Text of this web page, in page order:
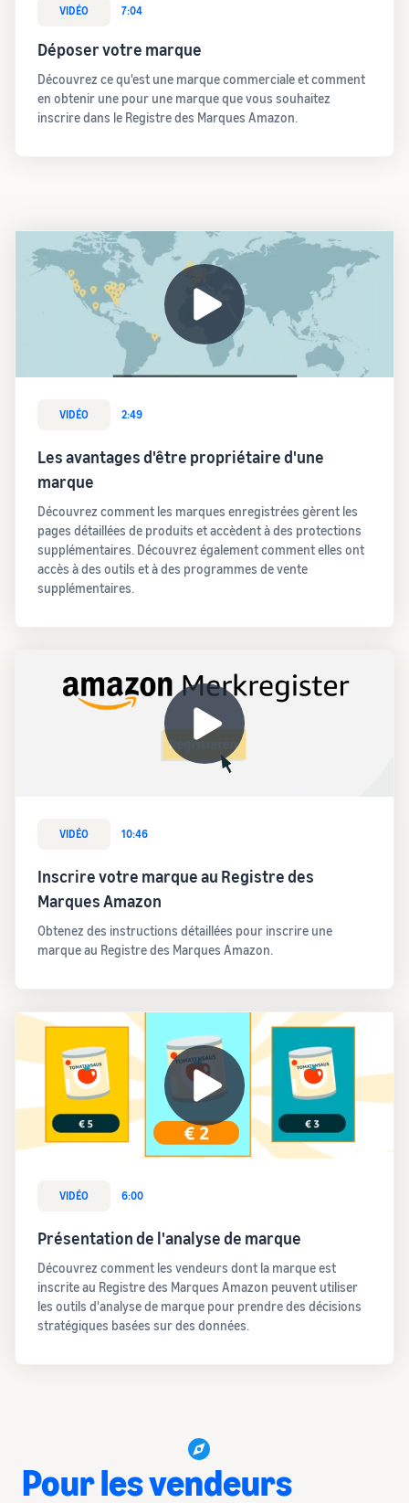
VIDÉO 7:04
Déposer votre marque
Découvrez ce qu'est une marque commerciale et comment
en obtenir une pour une marque que vous souhaitez
inscrire dans le Registre des Marques Amazon.
VIDÉO 2:49
Les avantages d'être propriétaire d'une
marque
Découvrez comment les marques enregistrées gèrent les
pages détaillées de produits et accèdent à des protections
supplémentaires. Découvrez également comment elles ont
accès à des outils et à des programmes de vente
supplémentaires.
VIDÉO 10:46
Inscrire votre marque au Registre des
Marques Amazon
Obtenez des instructions détaillées pour inscrire une
marque au Registre des Marques Amazon.
VIDÉO 6:00
Présentation de l'analyse de marque
Découvrez comment les vendeurs dont la marque est
inscrite au Registre des Marques Amazon peuvent utiliser
les outils d'analyse de marque pour prendre des décisions
stratégiques basées sur des données.
Pour les vendeurs